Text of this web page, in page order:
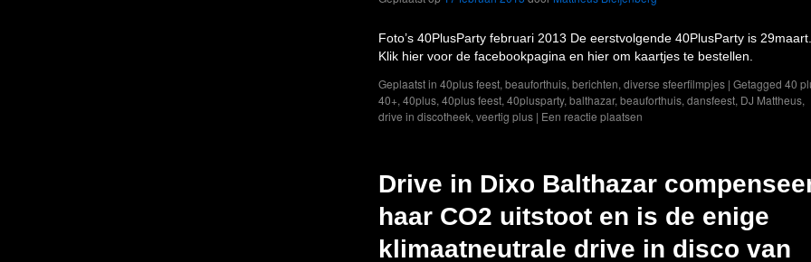
Foto’s 40PlusParty februari 2013 De eerstvolgende 40PlusParty is 29maart.
Klik hier voor de facebookpagina en hier om kaartjes te bestellen.
Geplaatst in 40plus feest, beauforthuis, berichten, diverse sfeerfilmpjes | Getagged 40
40+, 40plus, 40plus feest, 40plusparty, balthazar, beauforthuis, dansfeest, DJ Mattheus,
drive in discotheek, veertig plus | Een reactie plaatsen
Drive in Dixo Balthazar
haar CO2 uitstoot en is de enige
klimaatneutrale drive in disco van